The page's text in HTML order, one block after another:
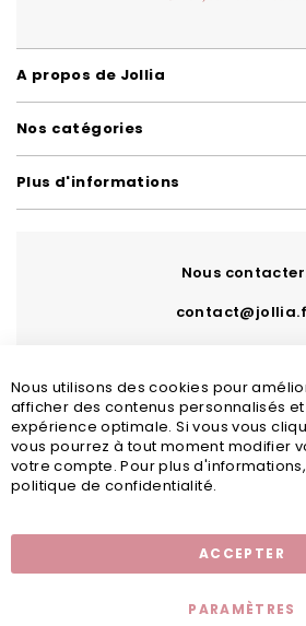
A propos de Jollia
Nos catégories
Plus d'informations
Nous
Nous utilisons des cookies pour
afficher des contenus personnalisés
expérience optimale. Si vous vous
vous pourrez à tout moment modifier
votre compte. Pour plus
politique de confidentialité.
ACCEPTER
PARAMÈTRES